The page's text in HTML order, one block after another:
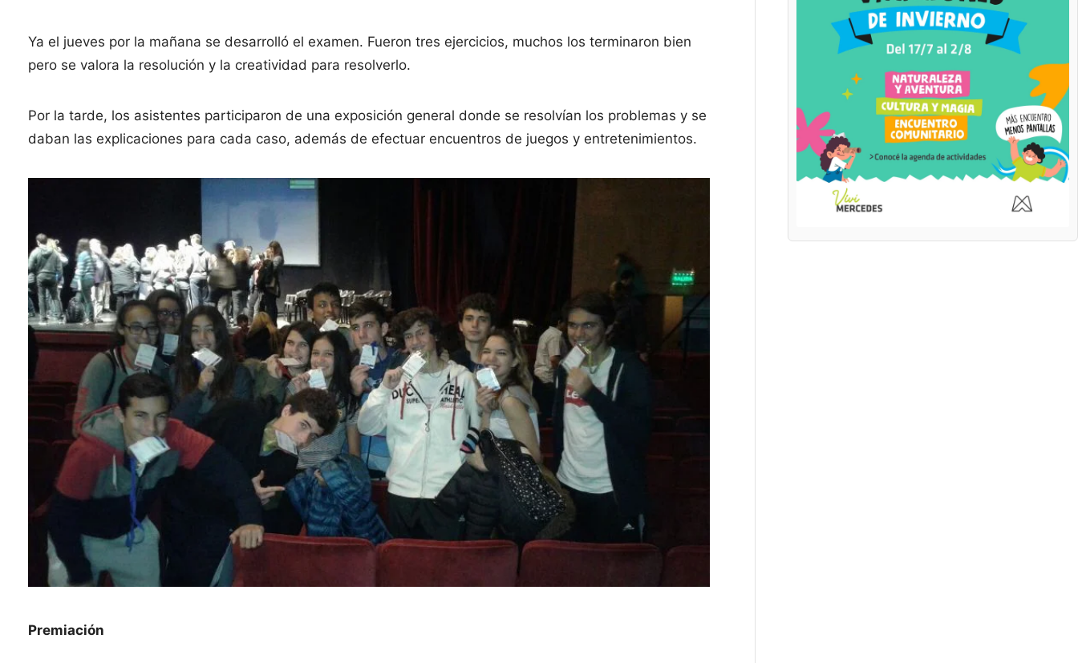
Ya el jueves por la mañana se desarrolló el examen. Fueron tres ejercicios, muchos los terminaron bien
pero se valora la resolución y la creatividad para resolverlo.
Por la tarde, los asistentes participaron de una exposición general donde se resolvían los problemas y se
daban las explicaciones para cada caso, además de efectuar encuentros de juegos y entretenimientos.
Premiación